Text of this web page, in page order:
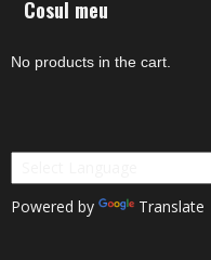
Cosul meu
No products in the cart.
Powered by Translate